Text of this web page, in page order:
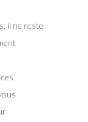
il ne reste